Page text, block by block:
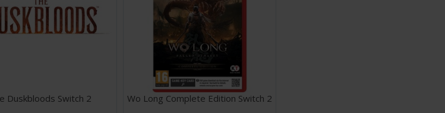
Duskbloods Switch 2 Wo Long Complete Edition Switch 2